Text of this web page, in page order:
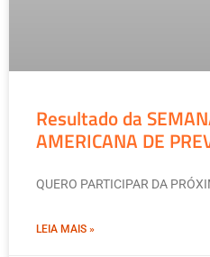
Resultado da
AMERICANA DE
QUERO PARTICIPAR DA
LEIA MAIS »